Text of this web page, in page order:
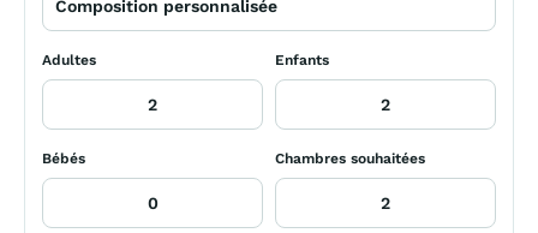
Adultes Enfants
Bébés Chambres souhaitées